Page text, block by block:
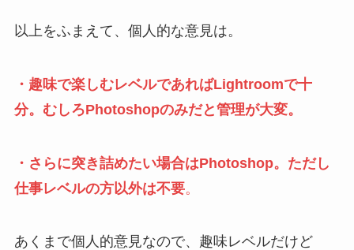
以上をふまえて、個人的な意見は。
・趣味で楽しむレベルであればLightroomで十
分。むしろPhotoshopのみだと管理が大変。
・さらに突き詰めたい場合はPhotoshop。ただし
仕事レベルの方以外は不要。
あくまで個人的意見なので、趣味レベルだけど